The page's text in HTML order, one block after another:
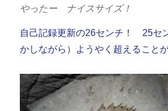
やったー ナイスサイズ！
自己記録更新の26センチ！ 25セ
かしながら）ようやく超えること